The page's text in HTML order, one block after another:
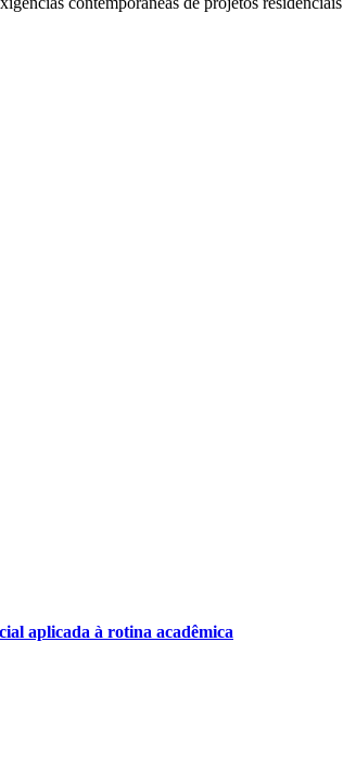
aplicada à rotina acadêmica